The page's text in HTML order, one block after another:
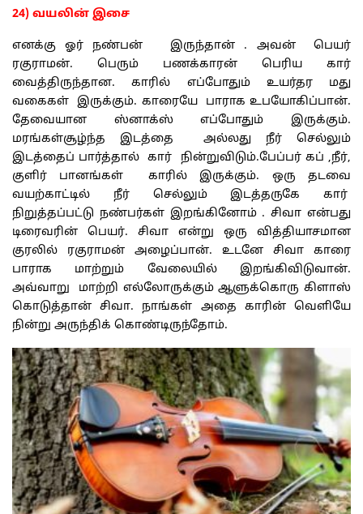
24) வயலின் இசை
எனக்கு ஓர் நண்பன் இருந்தான் . அவன் பெயர்
ரகுராமன். பெரும் பணக்காரன் பெரிய கார்
வைத்திருந்தான. காரில் எப்போதும் உயர்தர மது
வகைகள் இருக்கும். காரையே பாராக உபயோகிப்பான்.
தேவையான ஸ்னாக்ஸ் எப்போதும் இருக்கும்.
மரங்கள்சூழ்ந்த இடத்தை அல்லது நீர் செல்லும்
இடத்தைப் பார்த்தால் கார் நின்றுவிடும்.பேப்பர் கப் ,நீர்,
குளிர் பானங்கள் காரில் இருக்கும். ஒரு தடவை
வயற்காட்டில் நீர் செல்லும் இடத்தருகே கார்
நிறுத்தப்பட்டு நண்பர்கள் இறங்கினோம் . சிவா என்பது
டிரைவரின் பெயர். சிவா என்று ஒரு வித்தியாசமான
குரலில் ரகுராமன் அழைப்பான். உடனே சிவா காரை
பாராக மாற்றும் வேலையில் இறங்கிவிடுவான்.
அவ்வாறு மாற்றி எல்லோருக்கும் ஆளுக்கொரு கிளாஸ்
கொடுத்தான் சிவா. நாங்கள் அதை காரின் வெளியே
நின்று அருந்திக் கொண்டிருந்தோம்.